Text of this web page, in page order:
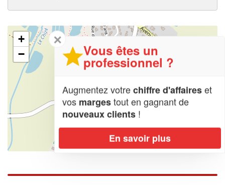
+
−
Leaflet| Map data ©OpenStreetMap contributors,CC-BY-SA
✕
Vous êtes un
professionnel ?
Augmentez votrechiffre d'affaireset
vos margestout en gagnant de
nouveaux clients !
En savoir plus